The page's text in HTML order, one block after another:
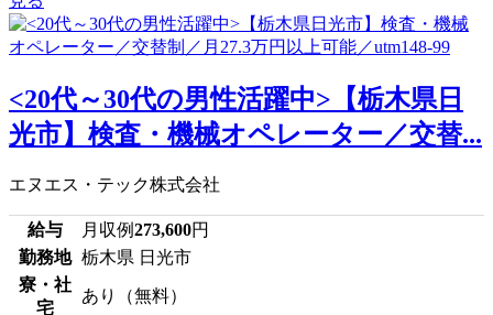
<20代～30代の男性活躍中>【栃木県日
光市】検査・機械オペレーター／交替...
エヌエス・テック株式会社
給与 月収例273,600円
勤務地 栃木県 日光市
寮・社
宅
あり（無料）